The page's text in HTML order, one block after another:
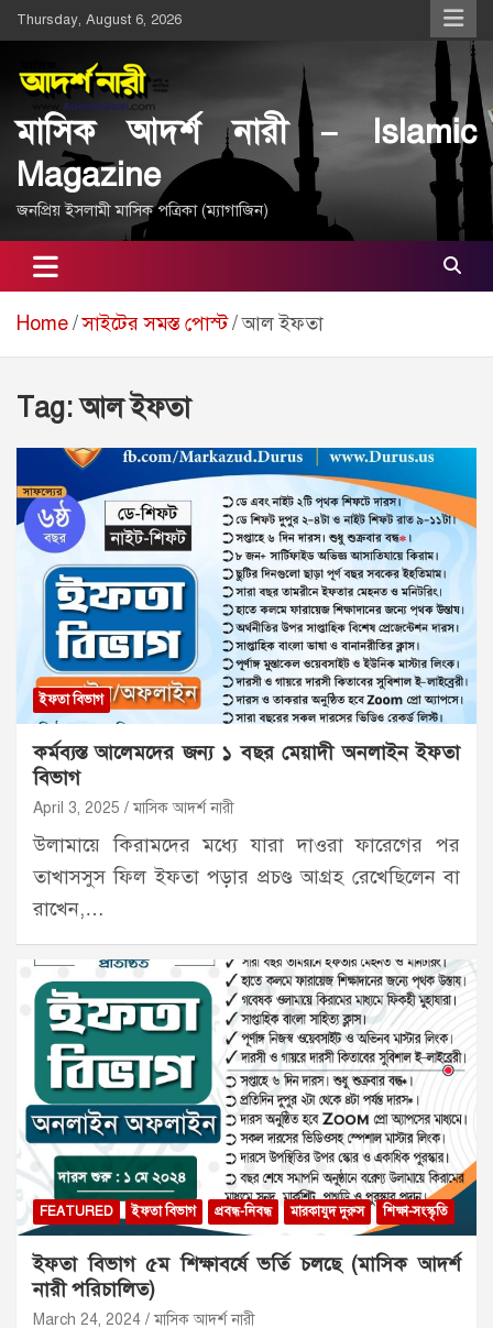
Skip
to
content
Thursday, August 6, 2026
মাসিক আদর্শ নারী – Islamic
Magazine
জনপ্রিয় ইসলামী মাসিক পত্রিকা (ম্যাগাজিন)
Home সাইটের সমস্ত পোস্ট আল ইফতা
Tag:আল ইফতা
ইফতা বিভাগ
কর্মব্যস্ত আলেমদের জন্য ১ বছর মেয়াদী অনলাইন ইফতা
বিভাগ
April 3, 2025 মাসিক আদর্শ নারী
উলামায়ে কিরামদের মধ্যে যারা দাওরা ফারেগের পর
তাখাসসুস ফিল ইফতা পড়ার প্রচণ্ড আগ্রহ রেখেছিলেন বা
রাখেন,…
FEATURED ইফতা বিভাগ প্রবন্ধ-নিবন্ধ মারকাযুদ দুরুস শিক্ষা-সংস্কৃতি
ইফতা বিভাগ ৫ম শিক্ষাবর্ষে ভর্তি চলছে (মাসিক আদর্শ
নারী পরিচালিত)
March 24, 2024 মাসিক আদর্শ নারী